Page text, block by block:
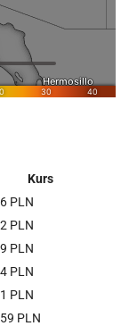
Kurs
PLN
PLN
PLN
PLN
PLN
PLN